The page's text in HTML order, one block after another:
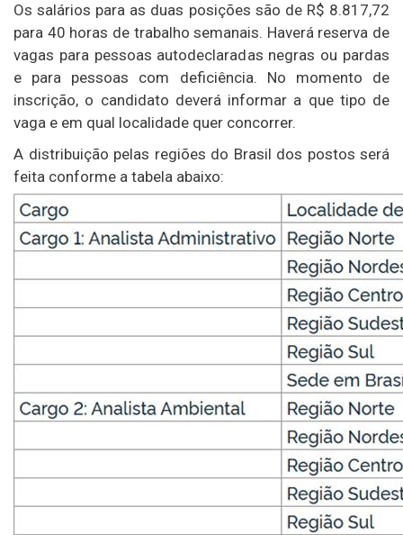
Os salários para as duas posições são de R$ 8.817,72
para 40 horas de trabalho semanais. Haverá reserva de
vagas para pessoas autodeclaradas negras ou pardas
e para pessoas com deficiência. No momento de
inscrição, o candidato deverá informar a que tipo de
vaga e em qual localidade quer concorrer.
A distribuição pelas regiões do Brasil dos postos será
feita conforme a tabela abaixo: